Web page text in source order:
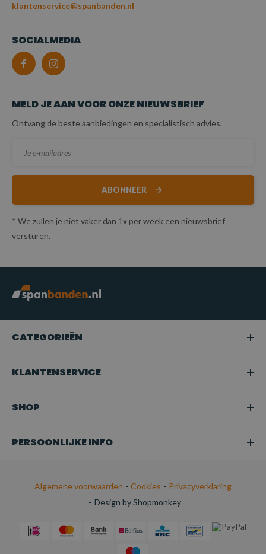
klantenservice@spanbanden.nl
SOCIALMEDIA
MELD JE AAN VOOR ONZE NIEUWSBRIEF
Ontvang de beste aanbiedingen en specialistisch advies.
ABONNEER
* We zullen je niet vaker dan 1x per week een nieuwsbrief
versturen.
CATEGORIEËN
KLANTENSERVICE
SHOP
PERSOONLIJKE INFO
Algemene voorwaarden - Cookies - Privacyverklaring
- Design by Shopmonkey